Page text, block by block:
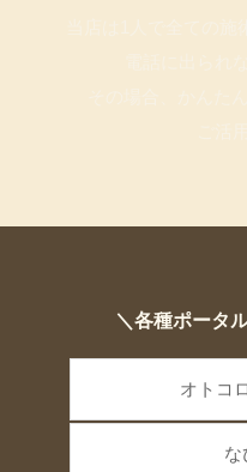
＼各種ポータ
オトコ
な